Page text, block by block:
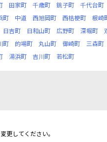
田家町 千歳町 銚子町 千代台町
町 中道 西旭岡町 西桔梗町 根崎
日吉町 日和山町 広野町 深堀町
町 的場町 丸山町 御崎町 三森町
湯浜町 吉川町 若松町
更してください。